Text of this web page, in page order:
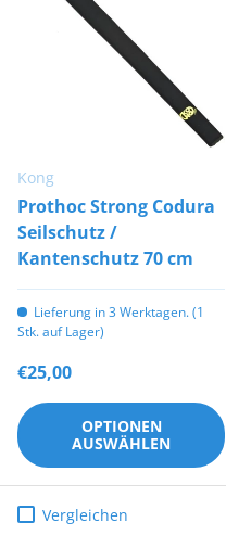
Kong
Prothoc Strong Codura
Seilschutz /
Kantenschutz 70 cm
Lieferung in 3 Werktagen. (1
Stk. auf Lager)
€25,00
OPTIONEN
AUSWÄHLEN
Vergleichen